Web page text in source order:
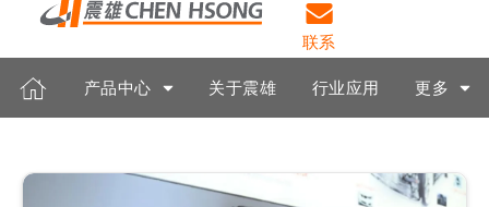
联系
产品中心 关于震雄 行业应用 更多